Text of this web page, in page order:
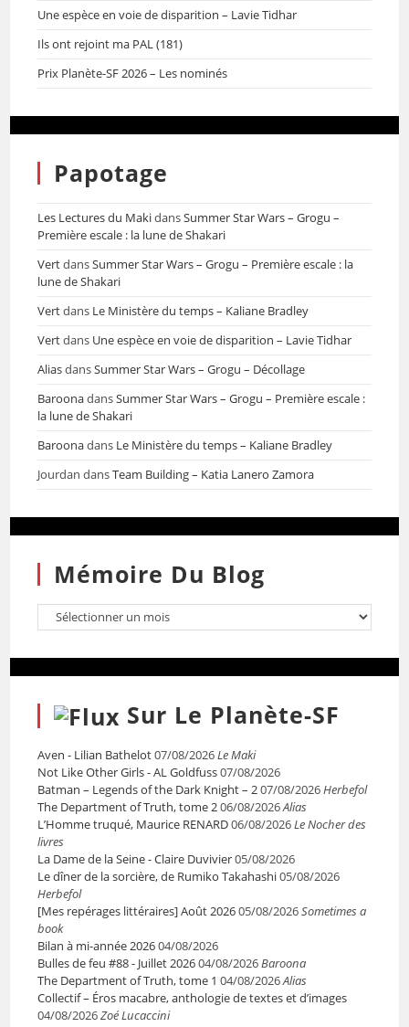
Une espèce en voie de disparition – Lavie Tidhar
Ils ont rejoint ma PAL (181)
Prix Planète-SF 2026 – Les nominés
Papotage
Les Lectures du MakidansSummer Star Wars – Grogu –
Première escale : la lune de Shakari
VertdansSummer Star Wars – Grogu – Première escale : la
lune de Shakari
Vertdans Le Ministère du temps – Kaliane Bradley
Vertdans Une espèce en voie de disparition – Lavie Tidhar
AliasdansSummer Star Wars – Grogu – Décollage
BaroonadansSummer Star Wars – Grogu – Première escale :
la lune de Shakari
Baroonadans Le Ministère du temps – Kaliane Bradley
Jourdan dansTeam Building – Katia Lanero Zamora
Mémoire Du Blog
Sur Le Planète-SF
Aven - Lilian Bathelot07/08/2026Le Maki
Not Like Other Girls - AL Goldfuss07/08/2026
Batman – Legends of the Dark Knight – 207/08/2026Herbefol
The Department of Truth, tome 206/08/2026Alias
L’Homme truqué, Maurice RENARD06/08/2026Le Nocher des
livres
La Dame de la Seine - Claire Duvivier05/08/2026
Le dîner de la sorcière, de Rumiko Takahashi05/08/2026
Herbefol
[Mes repérages littéraires] Août 202605/08/2026Sometimes a
book
Bilan à mi-année 202604/08/2026
Bulles de feu #88 - Juillet 202604/08/2026Baroona
The Department of Truth, tome 1 04/08/2026Alias
Collectif – Éros macabre, anthologie de textes et d’images
04/08/2026Zoé Lucaccini